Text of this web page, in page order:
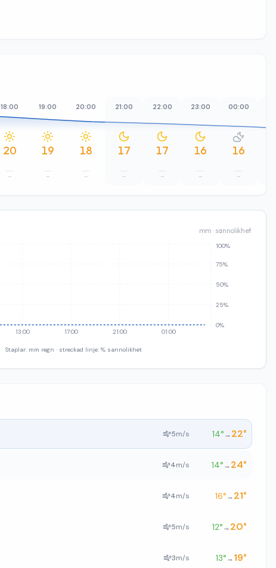
18:00
20
–
19:00
19
–
20:00
18
–
21:00
17
–
22:00
17
–
23:00
16
–
00:00
16
–
mm · sannolikhet
13:00 17:00 21:00 01:00
0%
25%
50%
75%
100%
Staplar: mm regn · streckad linje: % sannolikhet
5m/s 14°→22°
4m/s 14°→24°
4m/s 16°→21°
5m/s 12°→20°
3m/s 13°→19°